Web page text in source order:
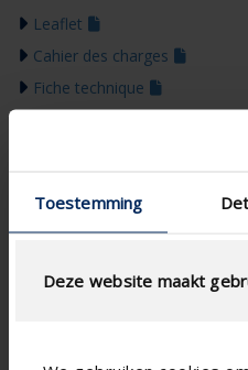
Toestemming
Deze website maakt
Leaflet
Cahier des charges
Fiche technique